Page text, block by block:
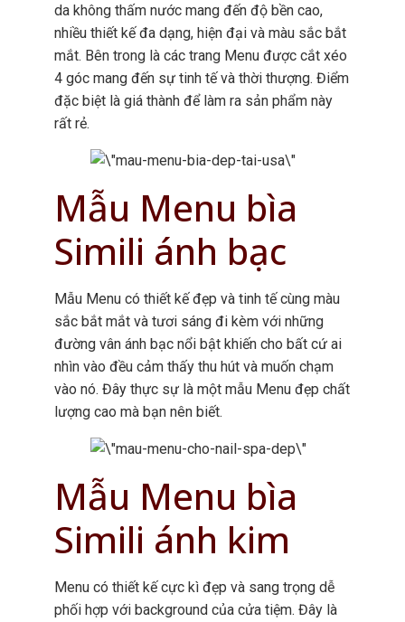
da không thấm nước mang đến độ bền cao,
nhiều thiết kế đa dạng, hiện đại và màu sắc bắt
mắt. Bên trong là các trang Menu được cắt xéo
4 góc mang đến sự tinh tế và thời thượng. Điểm
đặc biệt là giá thành để làm ra sản phẩm này
rất rẻ.
Mẫu Menu bìa
Simili ánh bạc
Mẫu Menu có thiết kế đẹp và tinh tế cùng màu
sắc bắt mắt và tươi sáng đi kèm với những
đường vân ánh bạc nổi bật khiến cho bất cứ ai
nhìn vào đều cảm thấy thu hút và muốn chạm
vào nó. Đây thực sự là một mẫu Menu đẹp chất
lượng cao mà bạn nên biết.
Mẫu Menu bìa
Simili ánh kim
Menu có thiết kế cực kì đẹp và sang trọng dễ
phối hợp với background của cửa tiệm. Đây là